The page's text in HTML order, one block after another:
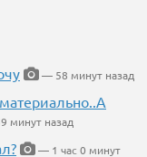
— 58 минут назад
минут назад
— 1 час 0 минут